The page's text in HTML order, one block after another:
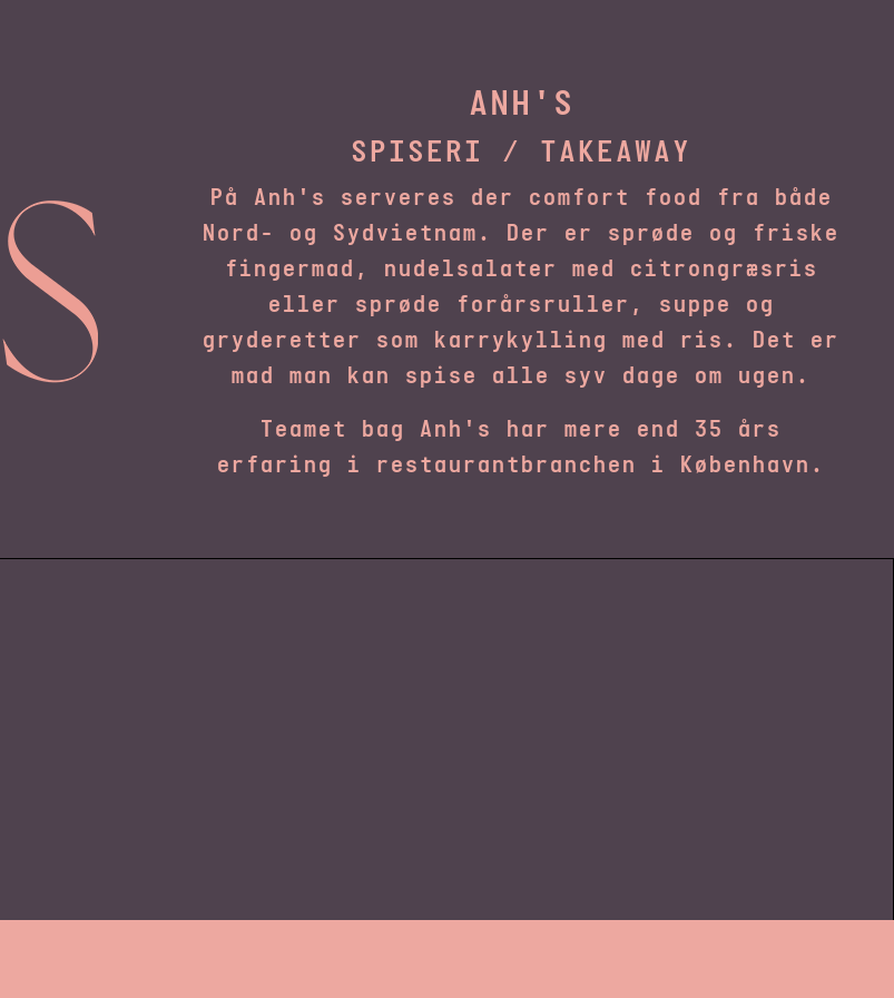
ANH'S
SPISERI / TAKEAWAY
På Anh's serveres der comfort food fra både
Nord- og Sydvietnam. Der er sprøde og friske
fingermad, nudelsalater med citrongræsris
eller sprøde forårsruller, suppe og
gryderetter som karrykylling med ris. Det er
mad man kan spise alle syv dage om ugen.
Teamet bag Anh's har mere end 35 års
erfaring i restaurantbranchen i København.